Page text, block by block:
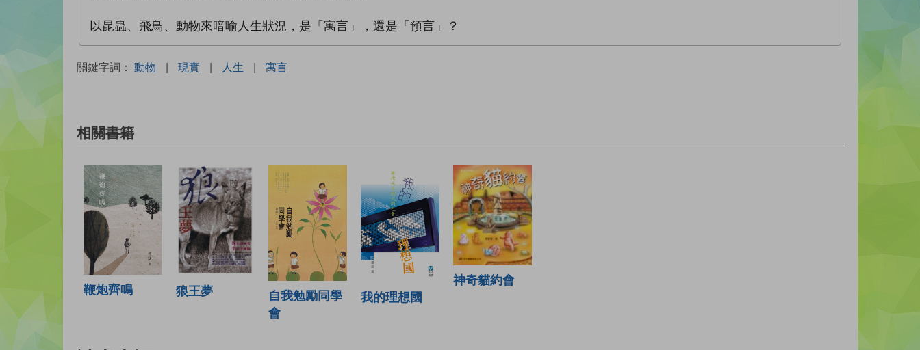
以昆蟲、飛鳥、動物來暗喻人生狀況，是「寓言」，還是「預言」？
關鍵字詞： 動物 | 現實 | 人生 | 寓言
相關書籍
鞭炮齊鳴 狼王夢
自我勉勵同學
會
我的理想國
神奇貓約會